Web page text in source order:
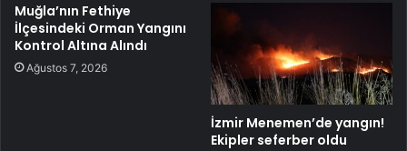
Muğla’nın Fethiye
İlçesindeki Orman Yangını
Kontrol Altına Alındı
Ağustos 7, 2026
İzmir Menemen’de yangın!
Ekipler seferber oldu